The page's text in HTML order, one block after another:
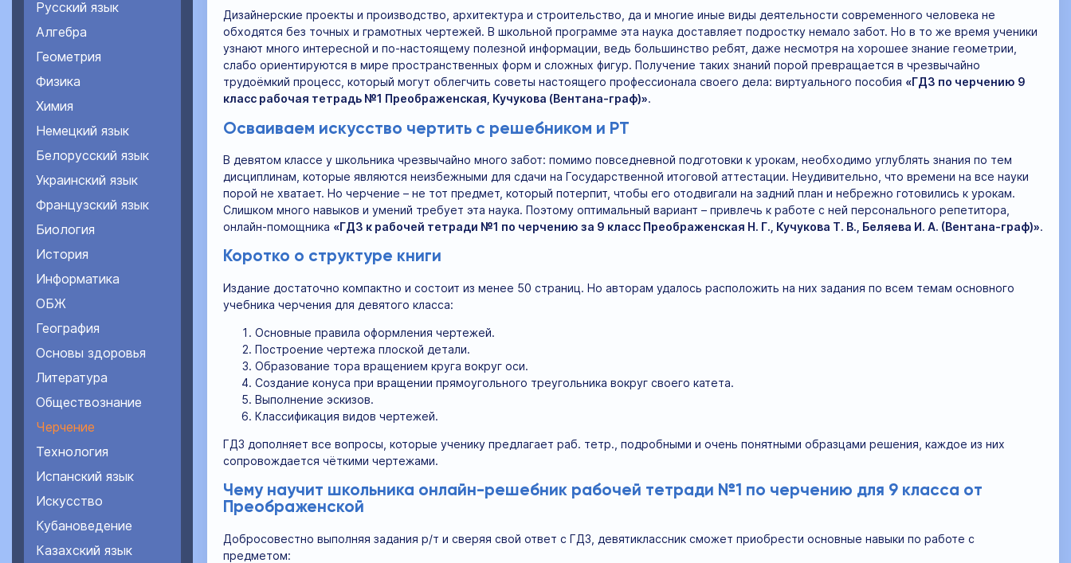
Русский язык
Алгебра
Геометрия
Физика
Химия
Немецкий язык
Белорусский язык
Украинский язык
Французский язык
Биология
История
Информатика
ОБЖ
География
Основы здоровья
Литература
Обществознание
Черчение
Технология
Испанский язык
Искусство
Кубановедение
Казахский язык
Дизайнерские проекты и производство, архитектура и строительство, да и многие иные виды деятельности современного человека не
обходятся без точных и грамотных чертежей. В школьной программе эта наука доставляет подростку немало забот. Но в то же время ученики
узнают много интересной и по-настоящему полезной информации, ведь большинство ребят, даже несмотря на хорошее знание геометрии,
слабо ориентируются в мире пространственных форм и сложных фигур. Получение таких знаний порой превращается в чрезвычайно
трудоёмкий процесс, который могут облегчить советы настоящего профессионала своего дела: виртуального пособия «ГДЗ по черчению 9
класс рабочая тетрадь №1 Преображенская, Кучукова (Вентана-граф)».
Осваиваем искусство чертить с решебником и РТ
В девятом классе у школьника чрезвычайно много забот: помимо повседневной подготовки к урокам, необходимо углублять знания по тем
дисциплинам, которые являются неизбежными для сдачи на Государственной итоговой аттестации. Неудивительно, что времени на все науки
порой не хватает. Но черчение – не тот предмет, который потерпит, чтобы его отодвигали на задний план и небрежно готовились к урокам.
Слишком много навыков и умений требует эта наука. Поэтому оптимальный вариант – привлечь к работе с ней персонального репетитора,
онлайн-помощника «ГДЗ к рабочей тетради №1 по черчению за 9 класс Преображенская Н. Г., Кучукова Т. В., Беляева И. А. (Вентана-граф)».
Коротко о структуре книги
Издание достаточно компактно и состоит из менее 50 страниц. Но авторам удалось расположить на них задания по всем темам основного
учебника черчения для девятого класса:
Основные правила оформления чертежей.
Построение чертежа плоской детали.
Образование тора вращением круга вокруг оси.
Создание конуса при вращении прямоугольного треугольника вокруг своего катета.
Выполнение эскизов.
Классификация видов чертежей.
ГДЗ дополняет все вопросы, которые ученику предлагает раб. тетр., подробными и очень понятными образцами решения, каждое из них
сопровождается чёткими чертежами.
Чему научит школьника онлайн-решебник рабочей тетради №1 по черчению для 9 класса от
Преображенской
Добросовестно выполняя задания р/т и сверяя свой ответ с ГДЗ, девятиклассник сможет приобрести основные навыки по работе с
предметом: